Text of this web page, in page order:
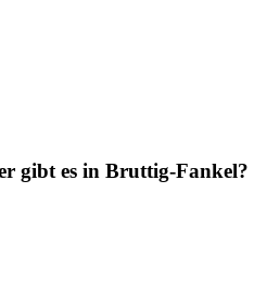
gibt es in Bruttig-Fankel?